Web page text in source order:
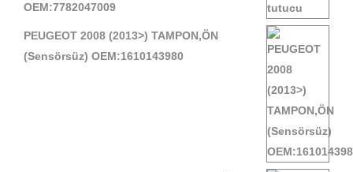
OEM:7782047009
PEUGEOT 2008 (2013>) TAMPON,ÖN
(Sensörsüz) OEM:1610143980